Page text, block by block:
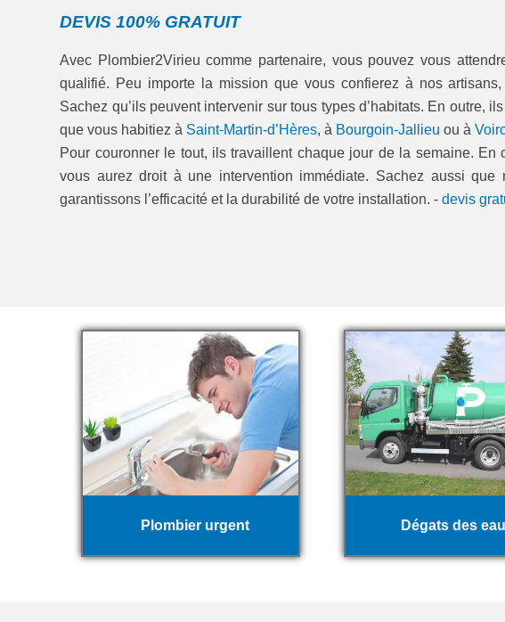
DEVIS 100% GRATUIT
Avec Plombier2Virieu comme partenaire, vous pouvez vous
qualifié. Peu importe la mission que vous confierez à nos
Sachez qu’ils peuvent intervenir sur tous types d’habitats. En outre,
que vous habitiez à Saint-Martin-d’Hères, à Bourgoin-Jallieu ou à
Pour couronner le tout, ils travaillent chaque jour de la semaine. En
vous aurez droit à une intervention immédiate. Sachez aussi
garantissons l’efficacité et la durabilité de votre installation. -devis
Plombier urgent Dégats des